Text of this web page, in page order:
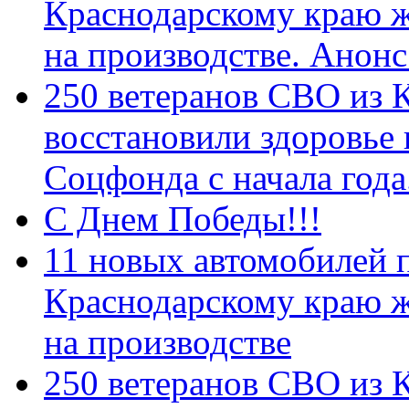
Краснодарскому краю
на производстве.
250 ветеранов СВО из
восстановили
Соцфонда с начала
С Днем Победы!!!
11 новых автомобилей
Краснодарскому краю
на производстве
250 ветеранов СВО из